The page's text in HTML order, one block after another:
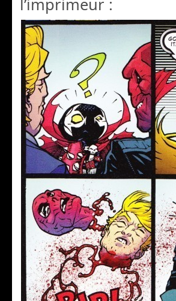
l’imprimeur :